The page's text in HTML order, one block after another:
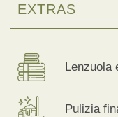
EXTRAS
Lenzuola
Pulizia